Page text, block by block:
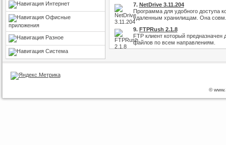
Интернет
Офисные
приложения
Разное
Система
7. NetDrive 3.11.204
Программа для удобного доступа
удаленным хранилищам. Она
9. FTPRush 2.1.8
FTP клиент который предназначен
файлов по всем направлениям.
©